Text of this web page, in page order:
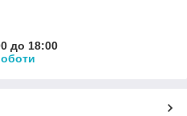
до 18:00